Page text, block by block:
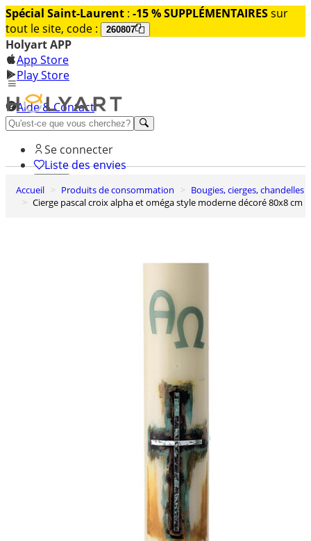
Spécial Saint-Laurent : -15 % SUPPLÉMENTAIRESsur
tout le site, code :
260807
Holyart APP
App Store
Play Store
Aide & Contact
Découvrez Premium
Se connecter
Liste des envies
0
Panier
Accueil Produits de consommation
Bougies, cierges, chandelles
Cierge pascal croix alpha et oméga style moderne décoré 80x8 cm